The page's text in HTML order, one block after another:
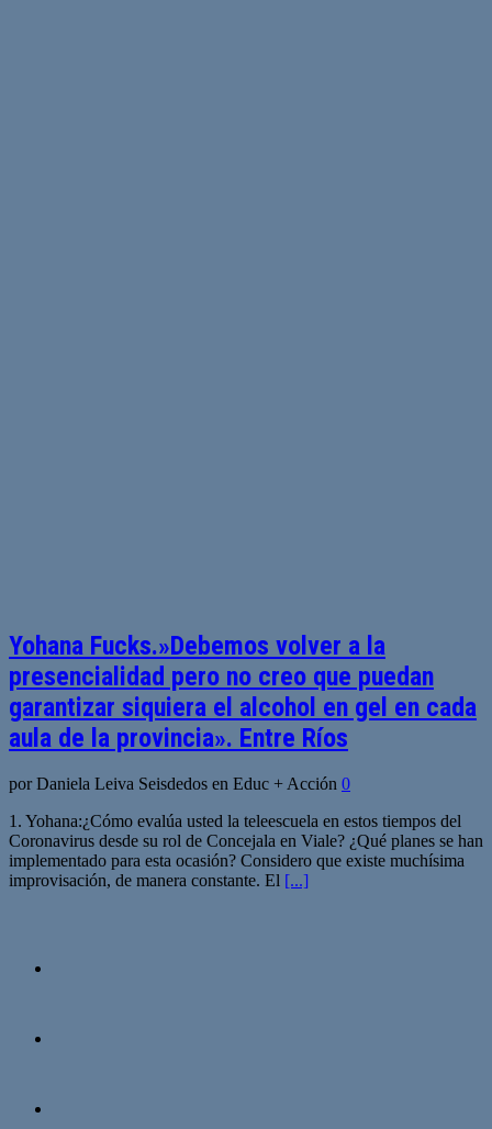
Yohana Fucks.»Debemos volver a la
presencialidad pero no creo que puedan
garantizar siquiera el alcohol en gel en cada
aula de la provincia». Entre Ríos
por Daniela Leiva Seisdedos en Educ + Acción 0
1. Yohana:¿Cómo evalúa usted la teleescuela en estos tiempos del
Coronavirus desde su rol de Concejala en Viale? ¿Qué planes se han
implementado para esta ocasión? Considero que existe muchísima
improvisación, de manera constante. El [...]